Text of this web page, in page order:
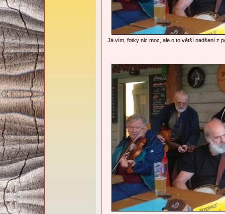
Já vím, fotky nic moc, ale o to větší nadšení z